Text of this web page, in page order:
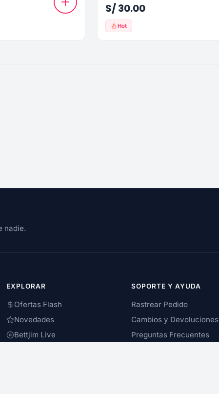
S/ 30.00
Hot
nadie.
EXPLORAR
Ofertas Flash
Novedades
Bettjim Live
SOPORTE Y AYUDA
Rastrear Pedido
Cambios y Devoluciones
Preguntas Frecuentes